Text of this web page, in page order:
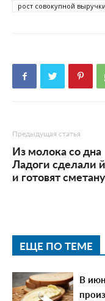
рост совокупной выручки
Предыдущая статья
Из молока со дна
Ладоги сделали
и готовят сметану
ЕЩЕ ПО ТЕМЕ
В